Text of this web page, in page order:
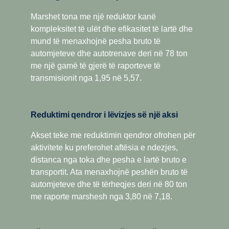
marshit ngadalësues. E projektuar për optimzimin e
kursimeve, ajo ka rezultuar shumë e suksesshme për
shpërndarjet në distanca të gjata dhe ato rajonale, si dhe
për aktivitete të rënda në ndërtim. Versionet e marshit
overdrive ofrojnë kapacitet më të lartë të forcës
rrotulluese, si dhe overdrive për rrotullime të ulëta dhe
të disponueshme për të gjitha kambiot me ndarje të
Kjo platformë prezanton gjithashtu një dizajn të ri
kompakt gjeometrik, si dhe kasën e lehtë të derdhur me
alumin, duke rezultuar në nivele shumë më të ulëta të
zhurmës dhe një peshë më të vogël të komponentëve me
deri në 75 kilogramë. Përveç kësaj, Opticruise siguron një
ndërrimit të vajit. Të gjitha këto për të siguruar që kursimet
Marshet tona me një reduktor kanë
kompleksitet të ulët dhe efikasitet të lartë dhe
mund të menaxhojnë pesha bruto të
automjeteve dhe autotrenave deri në 78 ton
me një gamë të gjerë të raporteve të
transmisionit nga 1,95 në 5,57.
Reduktimi qendror i lëvizjes së një aksi
Akset teke me reduktimin qendror ofrohen për
aktivitete ku preferohet aftësia e ndezjes,
distanca nga toka dhe pesha e lartë bruto e
transportit. Ata menaxhojnë peshën bruto të
automjeteve dhe të tërheqjes deri në 80 ton
me raporte marshesh nga 3,80 në 7,18.